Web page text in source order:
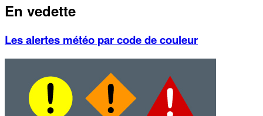
En vedette
Les alertes météo par code de couleur